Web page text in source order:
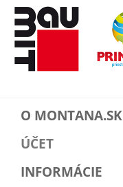
O MONTANA.SK
ÚČET
INFORMÁCIE